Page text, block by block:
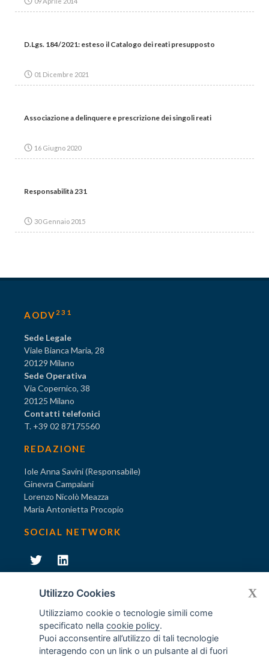
D.Lgs. 184/2021: esteso il Catalogo dei reati presupposto
01 Dicembre 2021
Associazione a delinquere e prescrizione dei singoli reati
16 Giugno 2020
Responsabilità 231
30 Gennaio 2015
AODV 231
Sede Legale
Viale Bianca Maria, 28
20129 Milano
Sede Operativa
Via Copernico, 38
20125 Milano
Contatti telefonici
T. +39 02 87175560
REDAZIONE
Iole Anna Savini (Responsabile)
Ginevra Campalani
Lorenzo Nicolò Meazza
Maria Antonietta Procopio
SOCIAL NETWORK
Diventa socio di AODV
© Tutti i diritti riservati AODV231- ® Marchio registrato
Utilizzo Cookies
Utilizziamo cookie o tecnologie simili come
specificato nellacookie policy.
Puoi acconsentire all’utilizzo di tali tecnologie
interagendo con un link o un pulsante al di fuori
X